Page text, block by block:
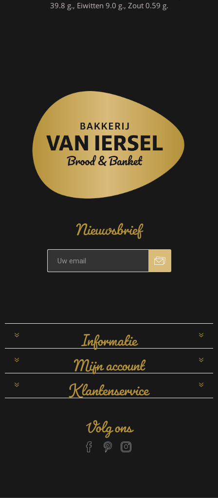
39.8 g., Eiwitten 9.0 g., Zout 0.59 g.
Nieuwsbrief
Informatie
Mijn account
Klantenservice
Volg ons